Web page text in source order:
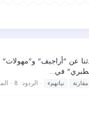
"أراجيف" و"مهولات"
في...
مقارنة نياتهم» الردود: 8